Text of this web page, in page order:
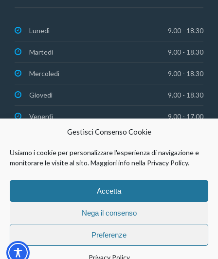
Gestisci Consenso Cookie
Usiamo i cookie per personalizzare l'esperienza di navigazione e
monitorare le visite al sito. Maggiori info nella Privacy Policy.
Accetta
Nega il consenso
Preferenze
Privacy Policy
Lunedì 9.00 - 18.30
Martedì 9.00 - 18.30
Mercoledì 9.00 - 18.30
Giovedì 9.00 - 18.30
Venerdì 9.00 - 17.00
© Studio Dentistico Agosto Srl | P.IVA 03088420306 |
Policy